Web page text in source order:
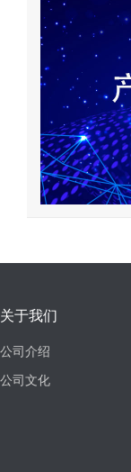
关于我们
公司介绍
公司文化